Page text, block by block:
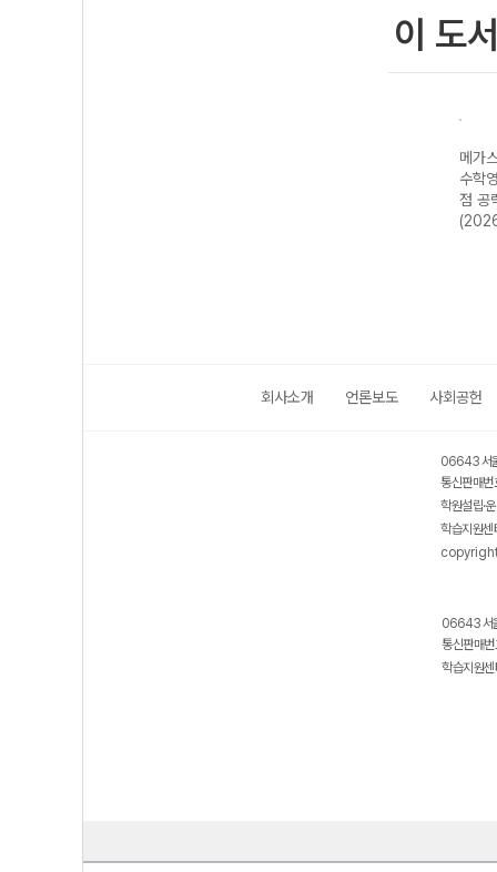
이 도
메가
수학
점 공
회사소개 언론보도 사회공헌
06643 서
통신판매
학원설립·
학습지원
06643 서
통신판매
학습지원